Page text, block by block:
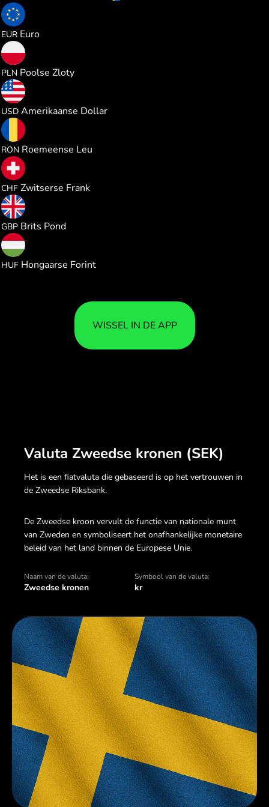
EUR Euro
PLN Poolse Zloty
USD Amerikaanse Dollar
RON Roemeense Leu
CHF Zwitserse Frank
GBP Brits Pond
HUF Hongaarse Forint
WISSEL IN DE APP
Valuta Zweedse kronen (SEK)
Het is een fiatvaluta die gebaseerd is op het vertrouwen in
de Zweedse Riksbank.
De Zweedse kroon vervult de functie van nationale munt
van Zweden en symboliseert het onafhankelijke monetaire
beleid van het land binnen de Europese Unie.
Naam van de valuta:
Zweedse kronen
Symbool van de valuta:
kr